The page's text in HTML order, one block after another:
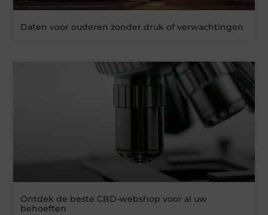
Daten voor ouderen zonder druk of verwachtingen
Ontdek de beste CBD-webshop voor al uw
behoeften